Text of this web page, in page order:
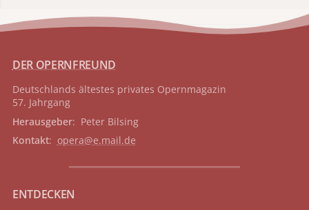
DER OPERNFREUND
Deutschlands ältestes privates Opernmagazin
57. Jahrgang
Herausgeber: Peter Bilsing
Kontakt: opera@e.mail.de
ENTDECKEN